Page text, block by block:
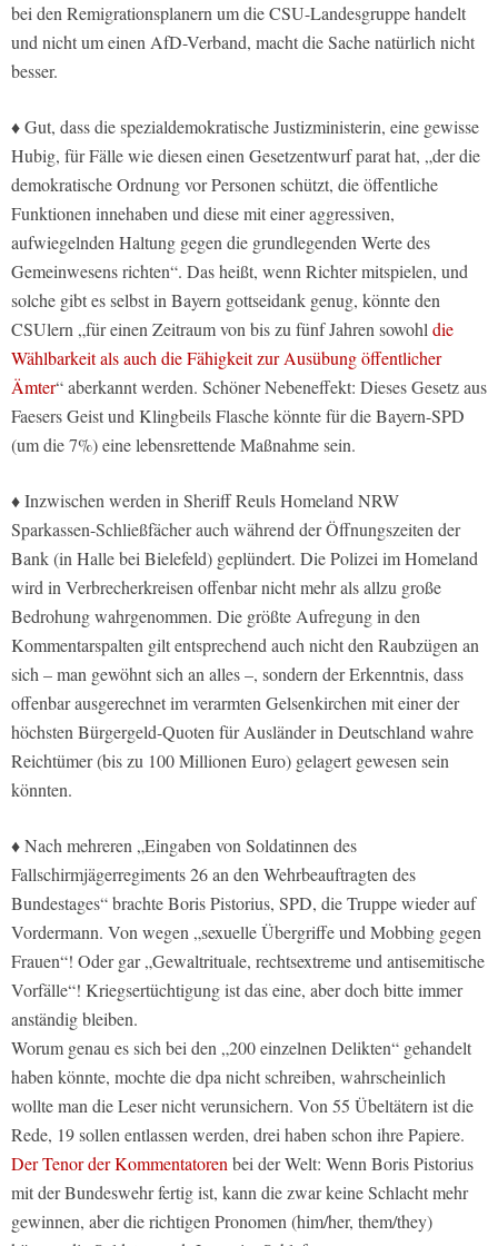
bei den Remigrationsplanern um die CSU-Landesgruppe handelt
und nicht um einen AfD-Verband, macht die Sache natürlich nicht
besser.
♦ Gut, dass die spezialdemokratische Justizministerin, eine gewisse
Hubig, für Fälle wie diesen einen Gesetzentwurf parat hat, „der die
demokratische Ordnung vor Personen schützt, die öffentliche
Funktionen innehaben und diese mit einer aggressiven,
aufwiegelnden Haltung gegen die grundlegenden Werte des
Gemeinwesens richten“. Das heißt, wenn Richter mitspielen, und
solche gibt es selbst in Bayern gottseidank genug, könnte den
CSUlern „für einen Zeitraum von bis zu fünf Jahren sowohldie
Wählbarkeit als auch die Fähigkeit zur Ausübung öffentlicher
Ämter“ aberkannt werden. Schöner Nebeneffekt: Dieses Gesetz aus
Faesers Geist und Klingbeils Flasche könnte für die Bayern-SPD
(um die 7%) eine lebensrettende Maßnahme sein.
♦ Inzwischen werden in Sheriff Reuls Homeland NRW
Sparkassen-Schließfächer auch während der Öffnungszeiten der
Bank (in Halle bei Bielefeld) geplündert. Die Polizei im Homeland
wird in Verbrecherkreisen offenbar nicht mehr als allzu große
Bedrohung wahrgenommen. Die größte Aufregung in den
Kommentarspalten gilt entsprechend auch nicht den Raubzügen an
sich – man gewöhnt sich an alles –, sondern der Erkenntnis, dass
offenbar ausgerechnet im verarmten Gelsenkirchen mit einer der
höchsten Bürgergeld-Quoten für Ausländer in Deutschland wahre
Reichtümer (bis zu 100 Millionen Euro) gelagert gewesen sein
könnten.
♦ Nach mehreren „Eingaben von Soldatinnen des
Fallschirmjägerregiments 26 an den Wehrbeauftragten des
Bundestages“ brachte Boris Pistorius, SPD, die Truppe wieder auf
Vordermann. Von wegen „sexuelle Übergriffe und Mobbing gegen
Frauen“! Oder gar „Gewaltrituale, rechtsextreme und antisemitische
Vorfälle“! Kriegsertüchtigung ist das eine, aber doch bitte immer
anständig bleiben.
Worum genau es sich bei den „200 einzelnen Delikten“ gehandelt
haben könnte, mochte die dpa nicht schreiben, wahrscheinlich
wollte man die Leser nicht verunsichern. Von 55 Übeltätern ist die
Rede, 19 sollen entlassen werden, drei haben schon ihre Papiere.
Der Tenor der Kommentatorenbei der Welt: Wenn Boris Pistorius
mit der Bundeswehr fertig ist, kann die zwar keine Schlacht mehr
gewinnen, aber die richtigen Pronomen (him/her, them/they)